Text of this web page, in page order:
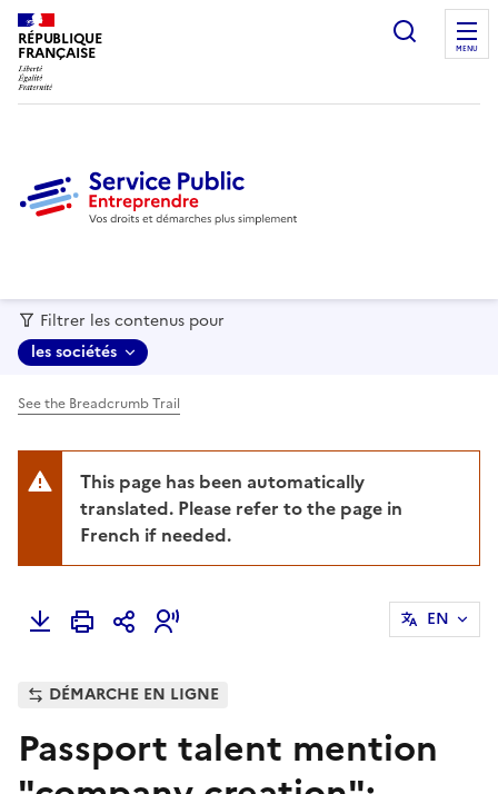
RÉPUBLIQUE
FRANÇAISE MENU
Filtrer les contenus pour
les sociétés
See the Breadcrumb Trail
This page has been automatically
translated. Please refer to the page in
French if needed.
EN
DÉMARCHE EN LIGNE
Passport talent mention